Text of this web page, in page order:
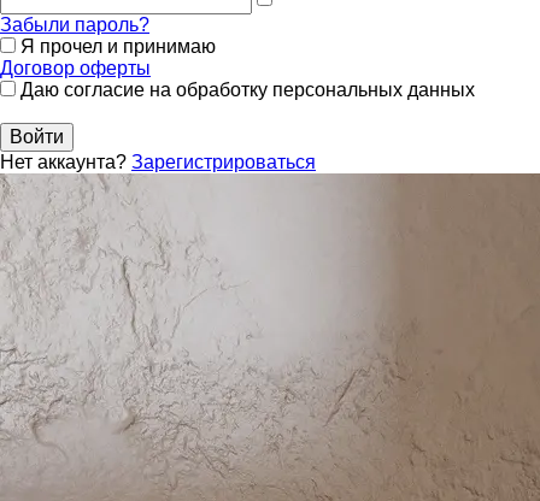
Забыли пароль?
Я прочел и принимаю
Договор оферты
Даю согласие на обработку персональных данных
Войти
Нет аккаунта? Зарегистрироваться